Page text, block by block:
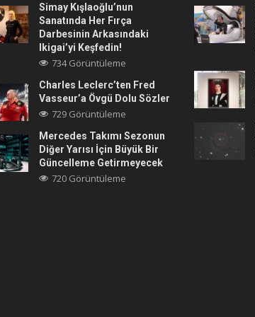
Simay Kışlaoğlu’nun
Sanatında Her Fırça
Darbesinin Arkasındaki
Ikigai’yi Keşfedin!
734 Görüntüleme
Charles Leclerc’ten Fred
Vasseur’a Övgü Dolu Sözler
729 Görüntüleme
Mercedes Takımı Sezonun
Diğer Yarısı İçin Büyük Bir
Güncelleme Getirmeyecek
720 Görüntüleme